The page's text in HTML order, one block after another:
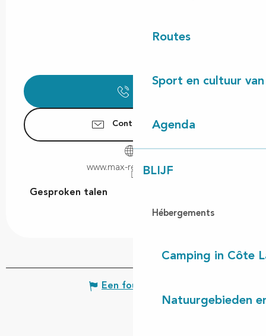
Routes
Sport en cultuur
Agenda
BLIJF
Hébergements
Camping in Côte
Natuurgebieden
Contacteer ons
www.max-respect.com
Gesproken talen
Gesproken talen
Een fout melden